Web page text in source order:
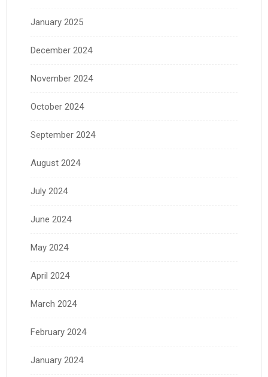
January 2025
December 2024
November 2024
October 2024
September 2024
August 2024
July 2024
June 2024
May 2024
April 2024
March 2024
February 2024
January 2024